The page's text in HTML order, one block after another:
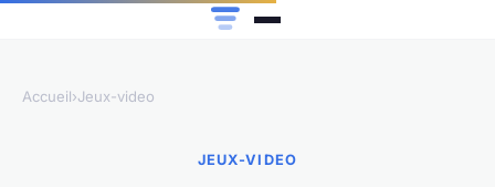
Accueil›Jeux-video
JEUX-VIDEO